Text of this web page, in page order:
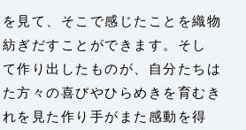
を見て、そこで感じたことを織物
ぎだすことができます。そし
作り出したものが、自分たちは
方々の喜びやひらめきを育むき
を見た作り手がまた感動を得